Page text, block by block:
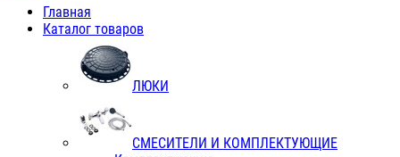
Главная
Каталог товаров
ЛЮКИ
СМЕСИТЕЛИ И КОМПЛЕКТУЮЩИЕ